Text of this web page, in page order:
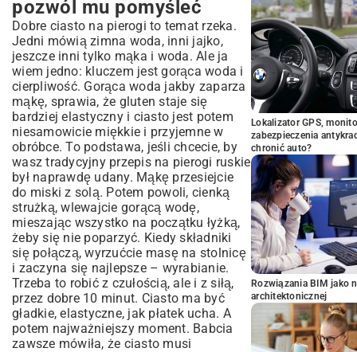
pozwól mu pomyśleć
Dobre ciasto na pierogi to temat rzeka.
Jedni mówią zimna woda, inni jajko,
jeszcze inni tylko mąka i woda. Ale ja
wiem jedno: kluczem jest gorąca woda i
cierpliwość. Gorąca woda jakby zaparza
mąkę, sprawia, że gluten staje się
bardziej elastyczny i ciasto jest potem
niesamowicie miękkie i przyjemne w
obróbce. To podstawa, jeśli chcecie, by
wasz tradycyjny przepis na pierogi ruskie
był naprawdę udany. Mąkę przesiejcie
do miski z solą. Potem powoli, cienką
strużką, wlewajcie gorącą wodę,
mieszając wszystko na początku łyżką,
żeby się nie poparzyć. Kiedy składniki
się połączą, wyrzućcie masę na stolnicę
i zaczyna się najlepsze – wyrabianie.
Trzeba to robić z czułością, ale i z siłą,
przez dobre 10 minut. Ciasto ma być
gładkie, elastyczne, jak płatek ucha. A
potem najważniejszy moment. Babcia
zawsze mówiła, że ciasto musi
Lokalizator GPS,
zabezpieczenia
chronić auto?
Rozwiązania BIM jako
architektonicznej